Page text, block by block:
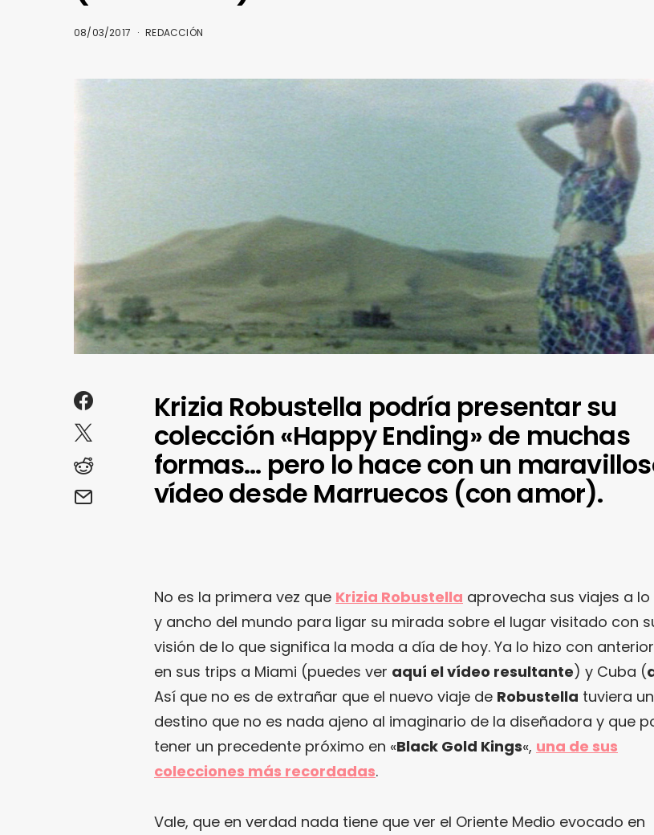
08/03/2017 REDACCIÓN
Krizia Robustella podría presentar su
colección «Happy Ending» de muchas
formas… pero lo hace con un
vídeo desde Marruecos (con amor).
No es la primera vez que Krizia Robustella aprovecha sus viajes a
y ancho del mundo para ligar su mirada sobre el lugar visitado con
visión de lo que significa la moda a día de hoy. Ya lo hizo con
en sus trips a Miami (puedes ver aquí el vídeo resultante) y Cuba (
Así que no es de extrañar que el nuevo viaje de Robustella tuviera un
destino que no es nada ajeno al imaginario de la diseñadora y que
tener un precedente próximo en «Black Gold Kings«, una de sus
colecciones más recordadas.
Vale, que en verdad nada tiene que ver el Oriente Medio evocado en